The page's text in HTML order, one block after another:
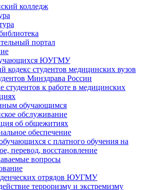
колледж
портал
ЮУГМУ
кодекс студентов медицинских вузов
Минздрава России
студентов к работе в медицинских
обучающимся
обслуживание
об общежитиях
обеспечение
с платного обучения на
перевод, восстановление
вопросы
отрядов ЮУГМУ
терроризму и экстремизму